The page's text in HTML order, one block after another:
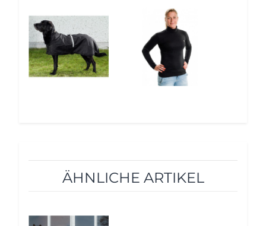
12%
ÄHNLICHE ARTIKEL